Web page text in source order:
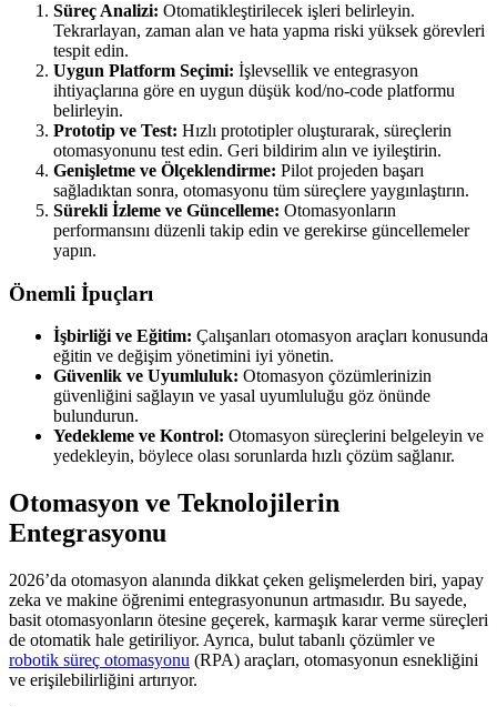
Süreç Analizi: Otomatikleştirilecek işleri belirleyin.
Tekrarlayan, zaman alan ve hata yapma riski yüksek görevleri
tespit edin.
Uygun Platform Seçimi: İşlevsellik ve entegrasyon
ihtiyaçlarına göre en uygun düşük kod/no-code platformu
belirleyin.
Prototip ve Test: Hızlı prototipler oluşturarak, süreçlerin
otomasyonunu test edin. Geri bildirim alın ve iyileştirin.
Genişletme ve Ölçeklendirme: Pilot projeden başarı
sağladıktan sonra, otomasyonu tüm süreçlere yaygınlaştırın.
Sürekli İzleme ve Güncelleme: Otomasyonların
performansını düzenli takip edin ve gerekirse güncellemeler
yapın.
Önemli İpuçları
İşbirliği ve Eğitim: Çalışanları otomasyon araçları konusunda
eğitin ve değişim yönetimini iyi yönetin.
Güvenlik ve Uyumluluk: Otomasyon çözümlerinizin
güvenliğini sağlayın ve yasal uyumluluğu göz önünde
bulundurun.
Yedekleme ve Kontrol: Otomasyon süreçlerini belgeleyin ve
yedekleyin, böylece olası sorunlarda hızlı çözüm sağlanır.
Otomasyon ve Teknolojilerin
Entegrasyonu
2026’da otomasyon alanında dikkat çeken gelişmelerden biri, yapay
zeka ve makine öğrenimi entegrasyonunun artmasıdır. Bu sayede,
basit otomasyonların ötesine geçerek, karmaşık karar verme süreçleri
de otomatik hale getiriliyor. Ayrıca, bulut tabanlı çözümler ve
robotik süreç otomasyonu (RPA) araçları, otomasyonun esnekliğini
ve erişilebilirliğini artırıyor.